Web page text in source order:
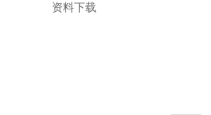
资料下载